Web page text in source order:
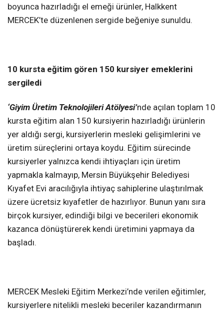
boyunca hazırladığı el emeği ürünler, Halkkent
MERCEK’te düzenlenen sergide beğeniye sunuldu.
10 kursta eğitim gören 150 kursiyer emeklerini
sergiledi
‘Giyim Üretim Teknolojileri Atölyesi’nde açılan toplam 10
kursta eğitim alan 150 kursiyerin hazırladığı ürünlerin
yer aldığı sergi, kursiyerlerin mesleki gelişimlerini ve
üretim süreçlerini ortaya koydu. Eğitim sürecinde
kursiyerler yalnızca kendi ihtiyaçları için üretim
yapmakla kalmayıp, Mersin Büyükşehir Belediyesi
Kıyafet Evi aracılığıyla ihtiyaç sahiplerine ulaştırılmak
üzere ücretsiz kıyafetler de hazırlıyor. Bunun yanı sıra
birçok kursiyer, edindiği bilgi ve becerileri ekonomik
kazanca dönüştürerek kendi üretimini yapmaya da
başladı.
MERCEK Mesleki Eğitim Merkezi’nde verilen eğitimler,
kursiyerlere nitelikli mesleki beceriler kazandırmanın